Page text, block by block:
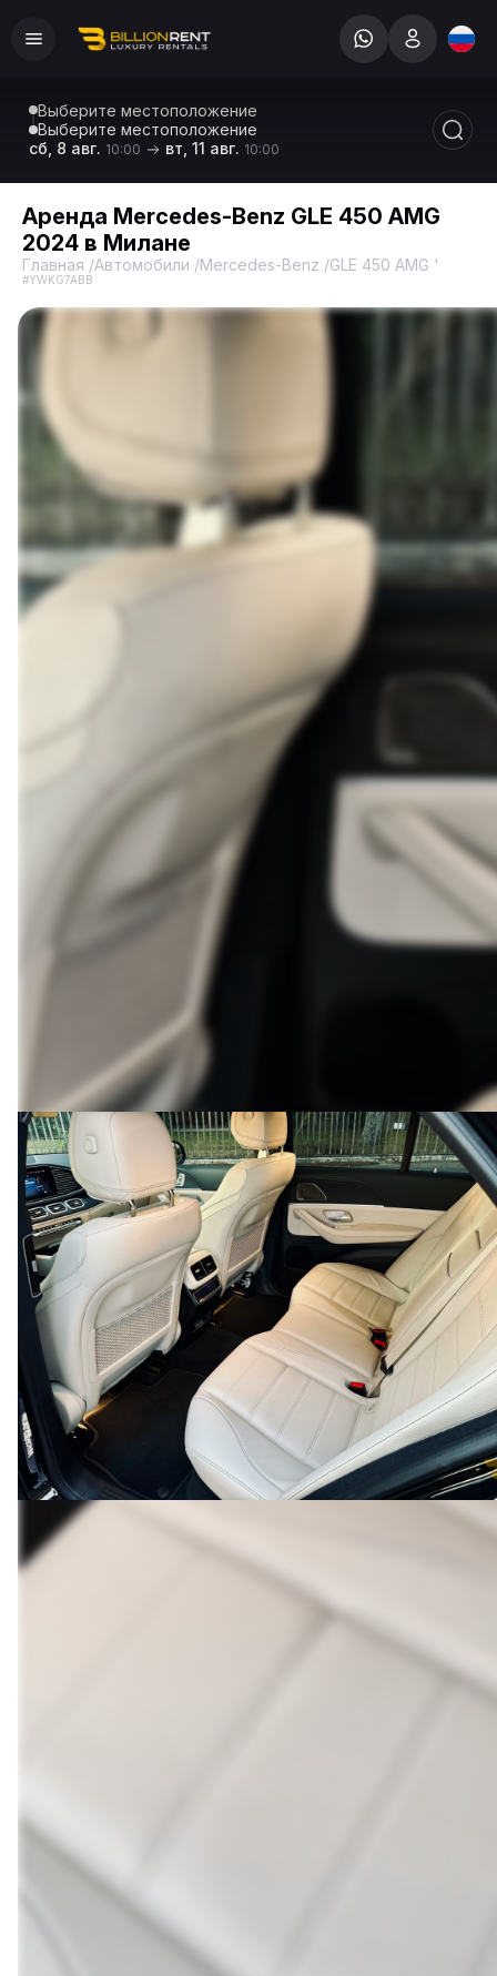
Выберите местоположение
Выберите местоположение
сб, 8 авг. 10:00 вт, 11 авг. 10:00
Аренда Mercedes-Benz GLE 450 AMG
2024 в Милане
Главная /Автомобили /Mercedes-Benz /GLE 450 AMG '24
#YWKG7ABB